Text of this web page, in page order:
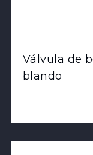
Válvula de
blando